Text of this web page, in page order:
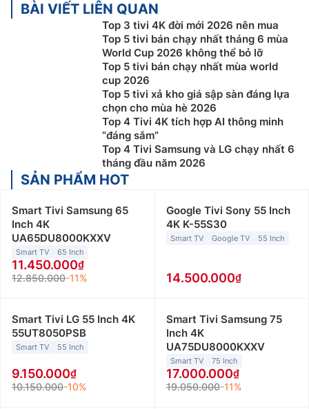
BÀI VIẾT LIÊN QUAN
Top 3 tivi 4K đời mới 2026 nên mua
Top 5 tivi bán chạy nhất tháng 6 mùa
World Cup 2026 không thể bỏ lỡ
Top 5 tivi bán chạy nhất mùa world
cup 2026
Top 5 tivi xả kho giá sập sàn đáng lựa
chọn cho mùa hè 2026
Top 4 Tivi 4K tích hợp AI thông minh
“đáng sắm”
Top 4 Tivi Samsung và LG chạy nhất 6
tháng đầu năm 2026
SẢN PHẨM HOT
Smart Tivi Samsung 65
Inch 4K
UA65DU8000KXXV
Smart TV 65 Inch
11.450.000
12.850.000-11%
Google Tivi Sony 55 Inch
4K K-55S30
Smart TV Google TV 55 Inch
14.500.000
Smart Tivi LG 55 Inch 4K
55UT8050PSB
Smart TV 55 Inch
9.150.000
10.150.000-10%
Smart Tivi Samsung 75
Inch 4K
UA75DU8000KXXV
Smart TV 75 Inch
17.000.000
19.050.000-11%